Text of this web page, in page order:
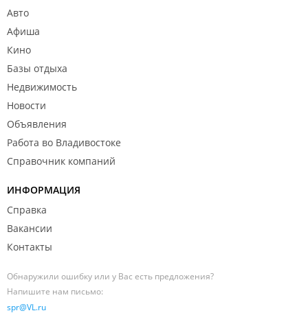
Авто
Афиша
Кино
Базы отдыха
Недвижимость
Новости
Объявления
Работа во Владивостоке
Справочник компаний
ИНФОРМАЦИЯ
Справка
Вакансии
Контакты
Обнаружили ошибку или у Вас есть предложения?
Напишите нам письмо:
spr@VL.ru